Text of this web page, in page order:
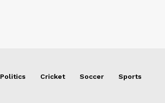
Politics Cricket Soccer Sports